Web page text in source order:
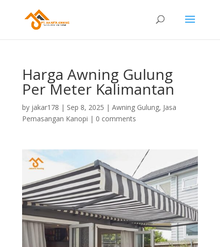
Harga Awning Gulung
Per Meter Kalimantan
by jakar178 | Sep 8, 2025 | Awning Gulung, Jasa
Pemasangan Kanopi | 0 comments